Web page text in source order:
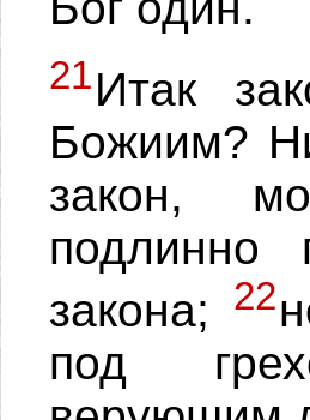
21Итак
Божиим?
закон,
подлинно
закона;
22
под